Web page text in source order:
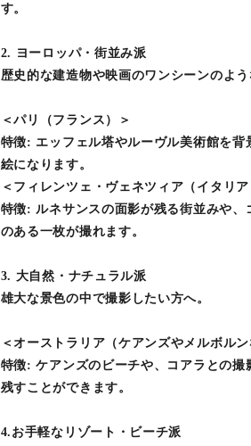
す。
2. ヨーロッパ・街並み派
歴史的な建造物や映画のワンシーンのよ
＜パリ（フランス）＞
特徴: エッフェル塔やルーヴル美術館を
絵になります。
＜フィレンツェ・ヴェネツィア（イタリア
特徴: ルネサンスの面影が残る街並みや
のある一枚が撮れます。
3. 大自然・ナチュラル派
雄大な景色の中で撮影したい方へ。
＜オーストラリア（ケアンズやメルボルン
特徴: ケアンズのビーチや、コアラとの
残すことができます。
4.お手軽なリゾート・ビーチ派